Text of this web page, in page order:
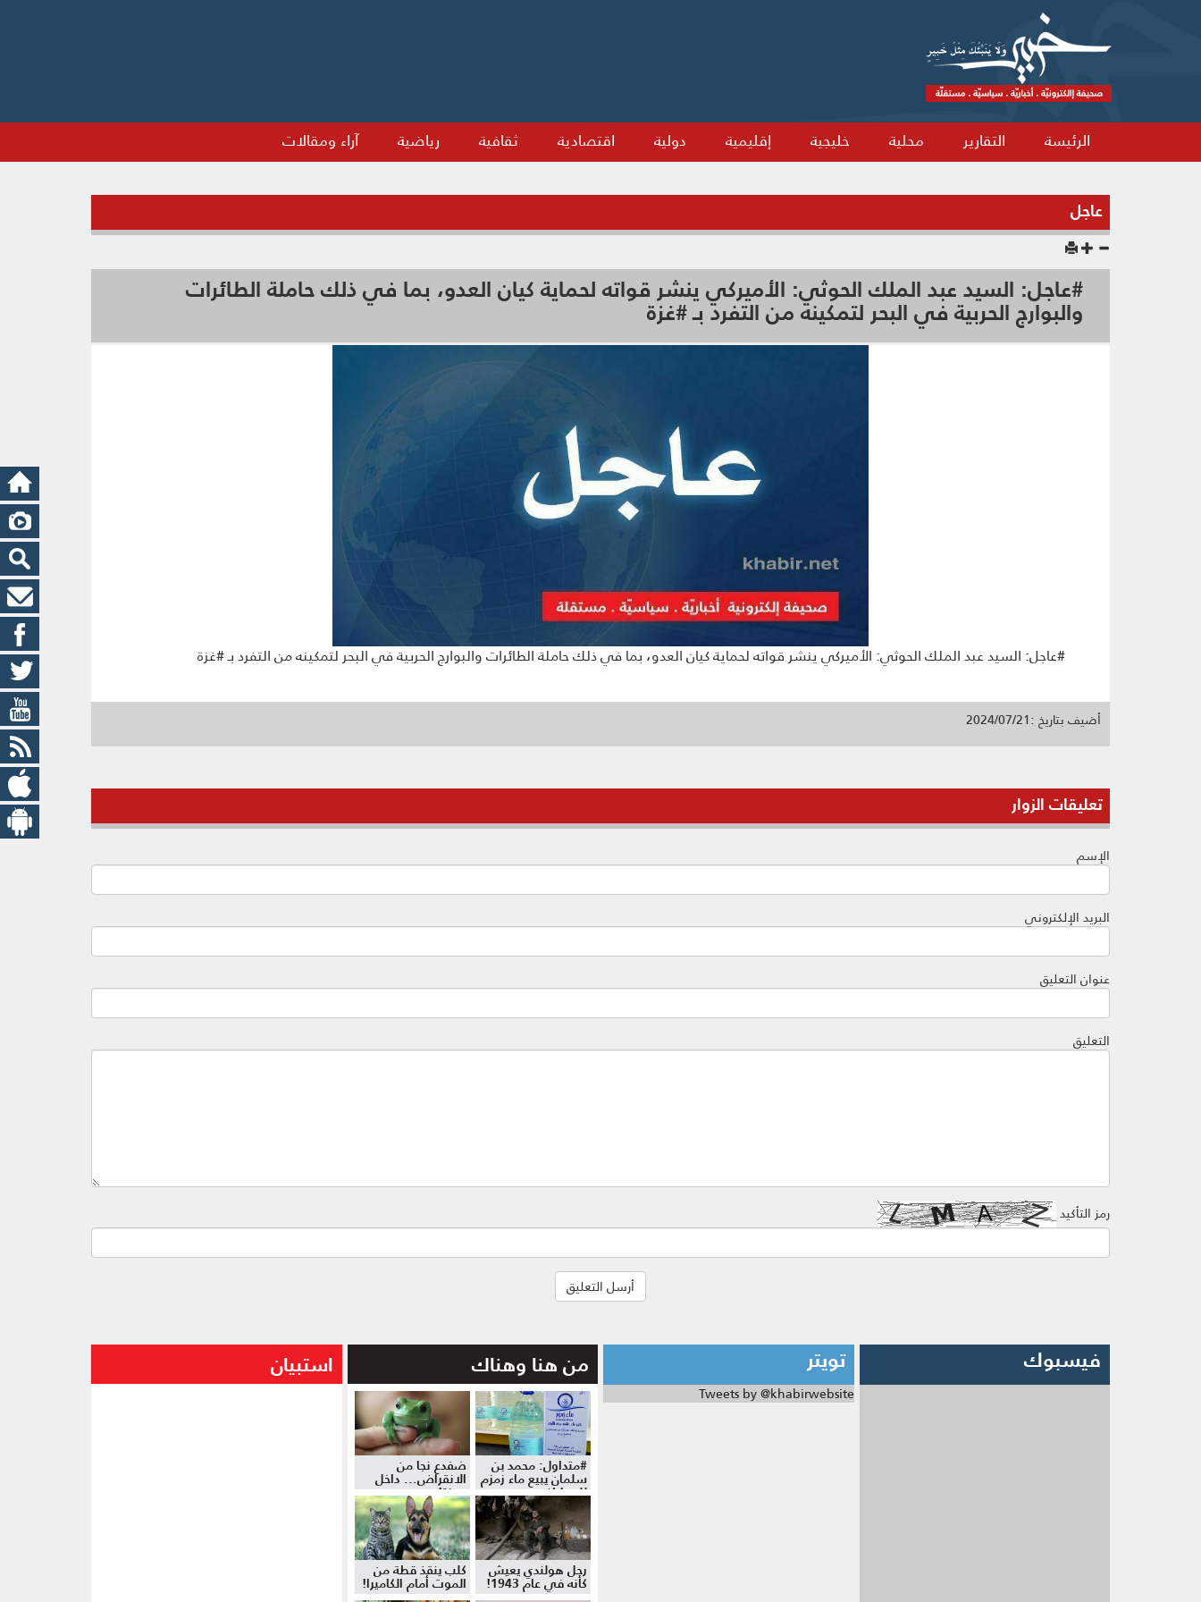
الرئيسة التقارير محلية خليجية إقليمية دولية اقتصادية ثقافية رياضية آراء ومقالات
عاجل
#عاجل: السيد عبد الملك الحوثي: الأميركي ينشر قواته لحماية كيان العدو، بما في ذلك حاملة الطائرات
والبوارج الحربية في البحر لتمكينه من التفرد بـ #غزة
#عاجل: السيد عبد الملك الحوثي: الأميركي ينشر قواته لحماية كيان العدو، بما في ذلك حاملة الطائرات والبوارج الحربية في البحر لتمكينه من التفرد بـ #غزة
أضيف بتاريخ :2024/07/21
تعليقات الزوار
الإسم
البريد الإلكتروني
عنوان التعليق
التعليق
رمز التأكيد
فيسبوك تويتر
Tweets by @khabirwebsite
من هنا وهناك
#متداول: محمد بن
سلمان يبيع ماء زمزم
للمواطنين
ضفدع نجا من
الانقراض... داخل
موزة!
رجل هولندي يعيش
كأنه في عام 1943!
كلب ينقذ قطة من
الموت أمام الكاميرا!
استبيان